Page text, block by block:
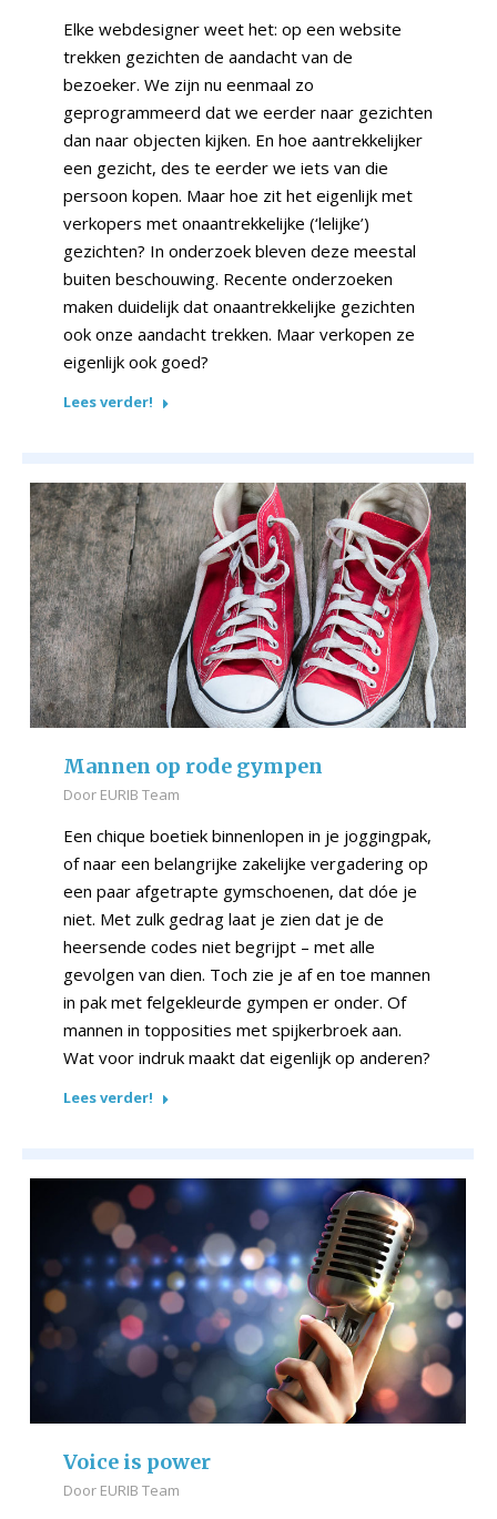
Elke webdesigner weet het: op een website
trekken gezichten de aandacht van de
bezoeker. We zijn nu eenmaal zo
geprogrammeerd dat we eerder naar gezichten
dan naar objecten kijken. En hoe aantrekkelijker
een gezicht, des te eerder we iets van die
persoon kopen. Maar hoe zit het eigenlijk met
verkopers met onaantrekkelijke (‘lelijke’)
gezichten? In onderzoek bleven deze meestal
buiten beschouwing. Recente onderzoeken
maken duidelijk dat onaantrekkelijke gezichten
ook onze aandacht trekken. Maar verkopen ze
eigenlijk ook goed?
Lees verder!
Mannen op rode gympen
Door EURIB Team
Een chique boetiek binnenlopen in je joggingpak,
of naar een belangrijke zakelijke vergadering op
een paar afgetrapte gymschoenen, dat dóe je
niet. Met zulk gedrag laat je zien dat je de
heersende codes niet begrijpt – met alle
gevolgen van dien. Toch zie je af en toe mannen
in pak met felgekleurde gympen er onder. Of
mannen in topposities met spijkerbroek aan.
Wat voor indruk maakt dat eigenlijk op anderen?
Lees verder!
Voice is power
Door EURIB Team